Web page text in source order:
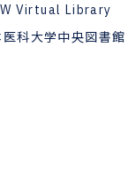
Virtual Library
医科大学中央図書館